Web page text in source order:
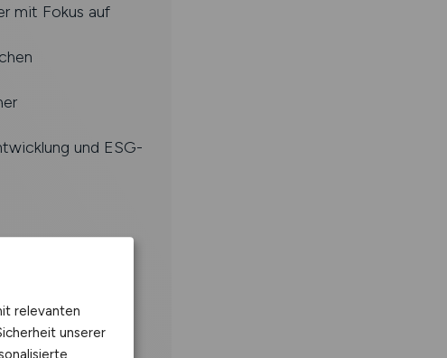
mit Fokus auf
und ESG-
fristloser
relevanten
unserer